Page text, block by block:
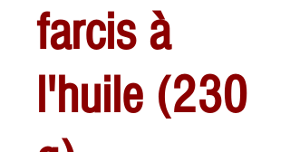
farcis à
l'huile (230